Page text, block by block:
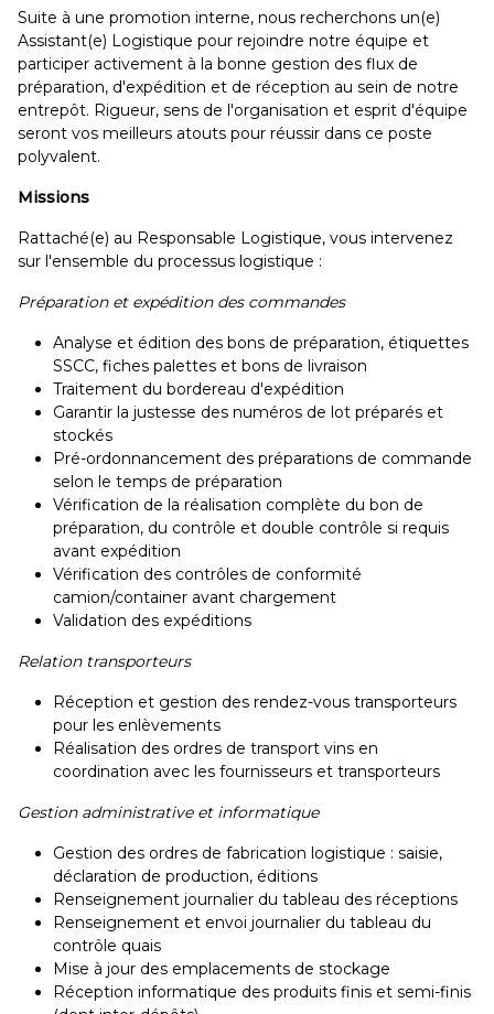
Suite à une promotion interne, nous recherchons un(e)
Assistant(e) Logistique pour rejoindre notre équipe et
participer activement à la bonne gestion des flux de
préparation, d'expédition et de réception au sein de notre
entrepôt. Rigueur, sens de l'organisation et esprit d'équipe
seront vos meilleurs atouts pour réussir dans ce poste
polyvalent.
Missions
Rattaché(e) au Responsable Logistique, vous intervenez
sur l'ensemble du processus logistique :
Préparation et expédition des commandes
Analyse et édition des bons de préparation, étiquettes
SSCC, fiches palettes et bons de livraison
Traitement du bordereau d'expédition
Garantir la justesse des numéros de lot préparés et
stockés
Pré-ordonnancement des préparations de commande
selon le temps de préparation
Vérification de la réalisation complète du bon de
préparation, du contrôle et double contrôle si requis
avant expédition
Vérification des contrôles de conformité
camion/container avant chargement
Validation des expéditions
Relation transporteurs
Réception et gestion des rendez-vous transporteurs
pour les enlèvements
Réalisation des ordres de transport vins en
coordination avec les fournisseurs et transporteurs
Gestion administrative et informatique
Gestion des ordres de fabrication logistique : saisie,
déclaration de production, éditions
Renseignement journalier du tableau des réceptions
Renseignement et envoi journalier du tableau du
contrôle quais
Mise à jour des emplacements de stockage
Réception informatique des produits finis et semi-finis